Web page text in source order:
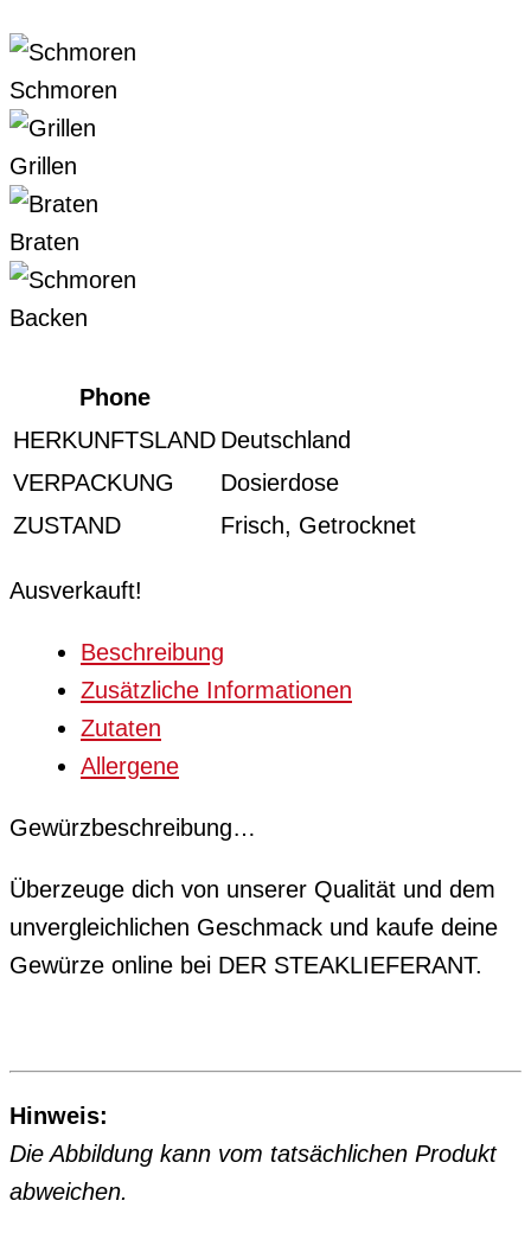
Schmoren
Grillen
Braten
Backen
Phone
HERKUNFTSLAND Deutschland
VERPACKUNG
Dosierdose
ZUSTAND
Frisch, Getrocknet
Ausverkauft!
Beschreibung
Zusätzliche Informationen
Zutaten
Allergene
Gewürzbeschreibung…
Überzeuge dich von unserer Qualität und dem
unvergleichlichen Geschmack und kaufe deine
Gewürze online bei DER STEAKLIEFERANT.
Hinweis:
Die Abbildung kann vom tatsächlichen Produkt
abweichen.